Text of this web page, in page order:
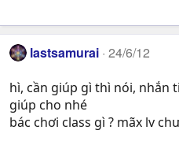
lastsamurai 24/6/12
hì, cần giúp gì thì nói, nhắn
giúp cho nhé
bác chơi class gì ? mãx lv